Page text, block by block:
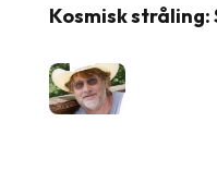
Kosmisk stråling: